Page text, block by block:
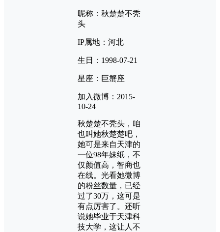
昵称：秋楚楚不秃
头
IP属地：河北
生日：1998-07-21
星座：巨蟹座
加入微博：2015-
10-24
秋楚楚不秃头，咱
也叫她秋楚楚吧，
她可是来自天津的
一位98年妹纸，不
仅颜值高，智商也
在线。光看她微博
的粉丝数量，已经
过了30万，这可是
有点厉害了。还听
说她毕业于天津科
技大学，这让人不